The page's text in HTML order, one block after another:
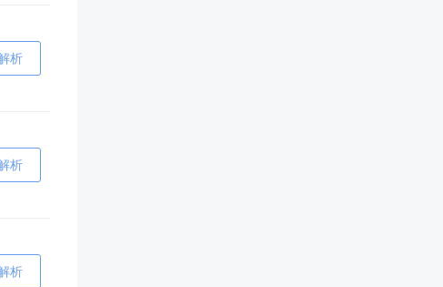
析
析
析